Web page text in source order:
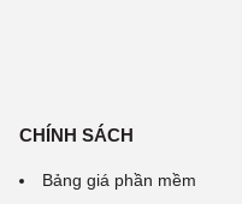
CHÍNH SÁCH
Bảng giá phần mềm